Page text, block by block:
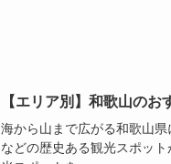
【エリア別】和歌山の
海から山まで広がる和歌山
などの歴史ある観光スポッ